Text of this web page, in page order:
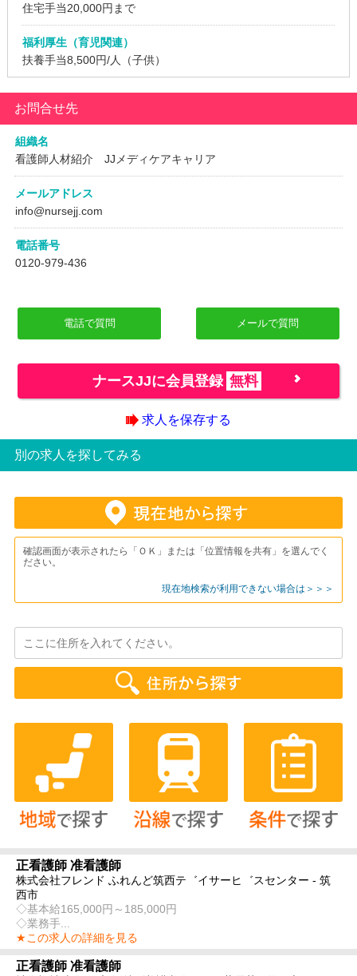
住宅手当20,000円まで
福利厚生（育児関連）
扶養手当8,500円/人（子供）
お問合せ先
組織名
看護師人材紹介 JJメディケアキャリア
メールアドレス
info@nursejj.com
電話番号
0120-979-436
電話で質問 メールで質問
ナースJJに会員登録 無料
求人を保存する
別の求人を探してみる
確認画面が表示されたら「ＯＫ」または「位置情報を共有」を選んでく
ださい。
現在地検索が利用できない場合は＞＞＞
正看護師 准看護師
株式会社フレンド ふれんど筑西テ゛イサーヒ゛スセンター - 筑
西市
◇基本給165,000円～185,000円
◇業務手...
★この求人の詳細を見る
正看護師 准看護師